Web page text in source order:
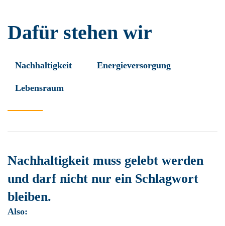
Dafür stehen wir
Nachhaltigkeit Energieversorgung
Lebensraum
Nachhaltigkeit muss gelebt werden
und darf nicht nur ein Schlagwort
bleiben.
Also: